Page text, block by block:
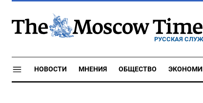
РУССКАЯ
НОВОСТИ МНЕНИЯ ОБЩЕСТВО